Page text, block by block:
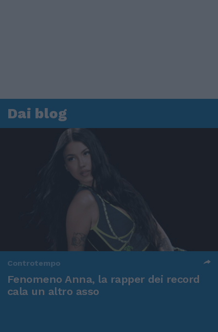
Dai blog
Controtempo
Fenomeno Anna, la rapper dei record
cala un altro asso